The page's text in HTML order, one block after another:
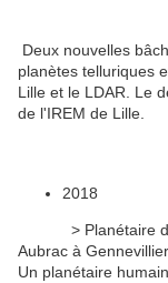
Deux nouvelles
planètes telluriques
Lille et le LDAR. Le
de l'IREM de Lille.
2018
> Planétaire de
Aubrac à
Un planétaire